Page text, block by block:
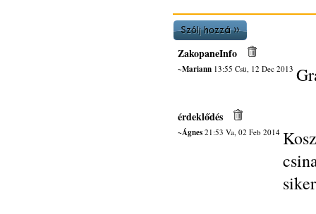
ZakopaneInfo
~Mariann13:55 Csü, 12 Dec 2013
érdeklődés
~Ágnes21:53 Va, 02 Feb 2014